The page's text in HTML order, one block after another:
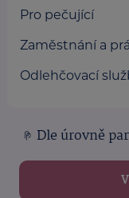
Pro pečující
Zaměstnání a
Odlehčovací
Dle úrovně